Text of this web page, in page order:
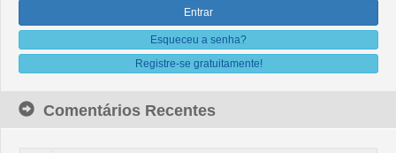
Esqueceu a senha?
Registre-se gratuitamente!
Comentários Recentes